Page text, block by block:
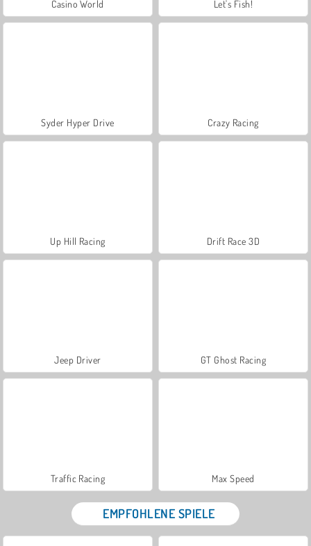
Casino World Let's Fish!
Syder Hyper Drive Crazy Racing
Up Hill Racing Drift Race 3D
Jeep Driver GT Ghost Racing
Traffic Racing Max Speed
EMPFOHLENE SPIELE